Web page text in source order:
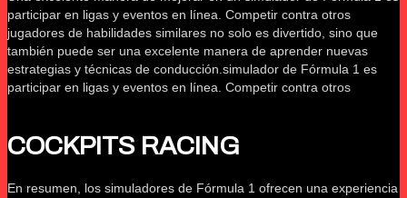
participar en ligas y eventos en línea. Competir contra otros
jugadores de habilidades similares no solo es divertido, sino que
también puede ser una excelente manera de aprender nuevas
estrategias y técnicas de conducción.simulador de Fórmula 1 es
participar en ligas y eventos en línea. Competir contra otros
COCKPITS RACING
En resumen, los simuladores de Fórmula 1 ofrecen una experiencia